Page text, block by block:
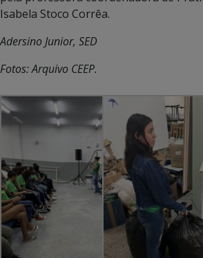
Isabela Stoco Corrêa.
Adersino Junior, SED
Fotos: Arquivo CEEP.